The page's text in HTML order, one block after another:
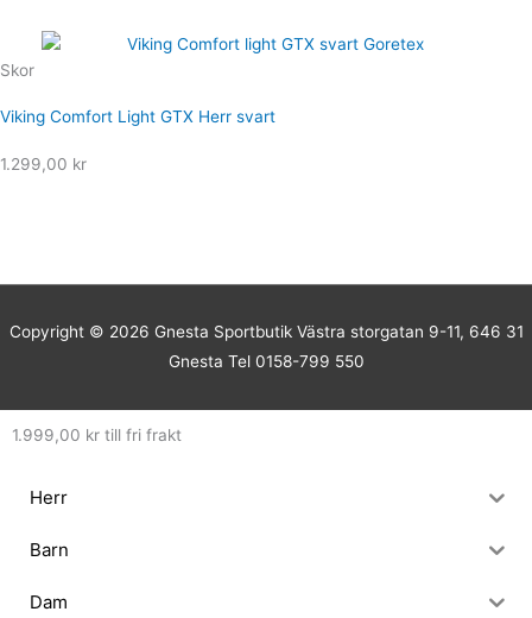
Skor
Viking Comfort Light GTX Herr svart
1.299,00 kr
Copyright © 2026 Gnesta SportbutikVästra storgatan 9-11, 646 31
Gnesta Tel 0158-799 550
1.999,00 kr till fri frakt
Herr
Barn
Dam